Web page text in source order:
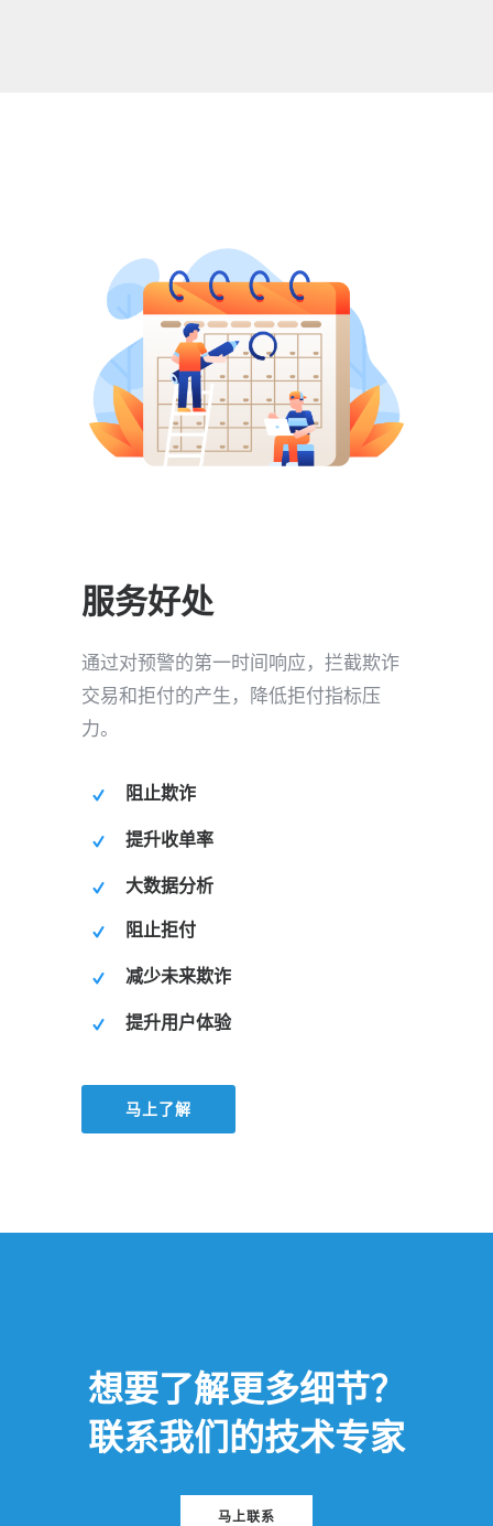
服务好处
通过对预警的第一时间响应，拦截欺诈
交易和拒付的产生，降低拒付指标压
力。
阻止欺诈
提升收单率
大数据分析
阻止拒付
减少未来欺诈
提升用户体验
马上了解
想要了解更多细节？
联系我们的技术专家
马上联系